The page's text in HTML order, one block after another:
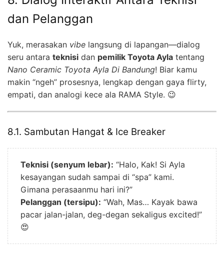
dan Pelanggan
Yuk, merasakan vibe langsung di lapangan—dialog
seru antara teknisi dan pemilik Toyota Ayla tentang
Nano Ceramic Toyota Ayla Di Bandung! Biar kamu
makin “ngeh” prosesnya, lengkap dengan gaya flirty,
empati, dan analogi kece ala RAMA Style. 😉
8.1. Sambutan Hangat & Ice Breaker
Teknisi (senyum lebar): “Halo, Kak! Si Ayla
kesayangan sudah sampai di “spa” kami.
Gimana perasaanmu hari ini?”
Pelanggan (tersipu): “Wah, Mas… Kayak bawa
pacar jalan-jalan, deg-degan sekaligus excited!”
😍